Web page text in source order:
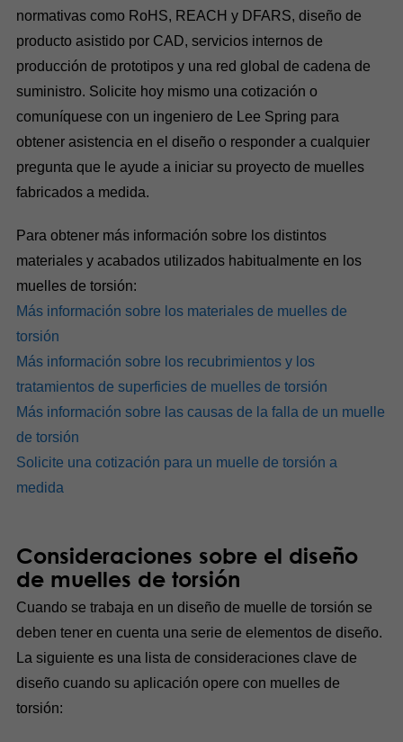
normativas como RoHS, REACH y DFARS, diseño de
producto asistido por CAD, servicios internos de
producción de prototipos y una red global de cadena de
suministro. Solicite hoy mismo una cotización o
comuníquese con un ingeniero de Lee Spring para
obtener asistencia en el diseño o responder a cualquier
pregunta que le ayude a iniciar su proyecto de muelles
fabricados a medida.
Para obtener más información sobre los distintos
materiales y acabados utilizados habitualmente en los
muelles de torsión:
Más información sobre los materiales de muelles de
torsión
Más información sobre los recubrimientos y los
tratamientos de superficies de muelles de torsión
Más información sobre las causas de la falla de un muelle
de torsión
Solicite una cotización para un muelle de torsión a
medida
Consideraciones sobre el diseño
de muelles de torsión
Cuando se trabaja en un diseño de muelle de torsión se
deben tener en cuenta una serie de elementos de diseño.
La siguiente es una lista de consideraciones clave de
diseño cuando su aplicación opere con muelles de
torsión: